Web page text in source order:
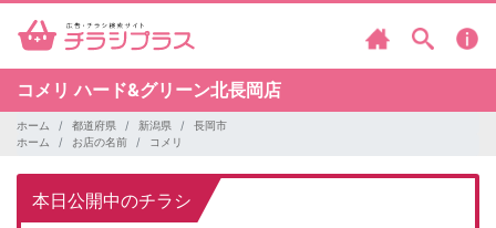
コメリハード&グリーン北長岡店
ホーム 都道府県 新潟県
長岡市
ホーム
お店の名前 コメリ
本日公開中のチラシ